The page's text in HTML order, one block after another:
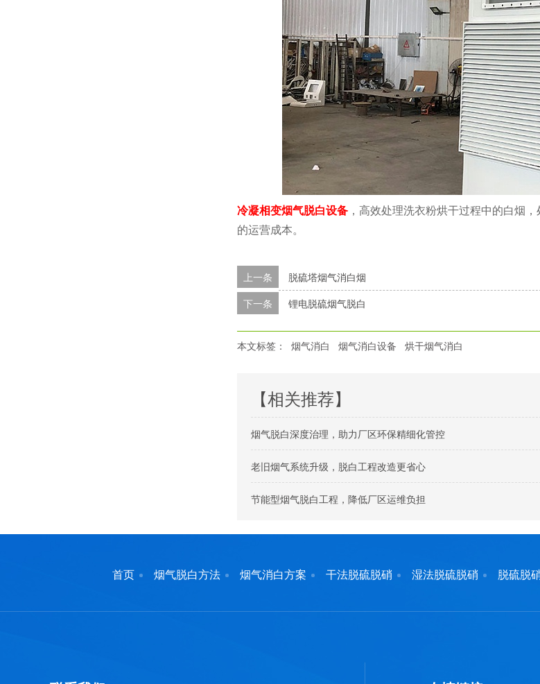
冷凝相变烟气脱白设备 ，高效处理洗衣粉烘干过程中的白烟
的运营成本。
上一条
脱硫塔烟气消白烟
下一条 锂电脱硫烟气脱白
本文标签： 烟气消白 烟气消白设备 烘干烟气消白
【相关推荐】
烟气脱白深度治理，助力厂区环保精细化管控
老旧烟气系统升级，脱白工程改造更省心
节能型烟气脱白工程，降低厂区运维负担
首页 烟气脱白方法 烟气消白方案 干法脱硫脱硝 湿法脱硫脱硝 脱硫脱